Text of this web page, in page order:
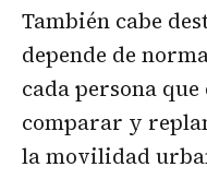
También cabe
depende de
cada persona
comparar y
la movilidad